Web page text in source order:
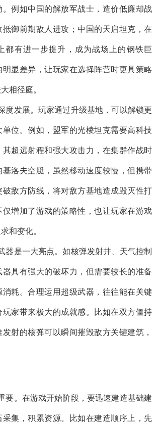
。例如中国的解放军战士，造价低廉却战
御前期敌人进攻；中国的天启坦克，在
都有进一步提升，成为战场上的钢铁巨
显差异，让玩家在选择阵营时更具策略
相径庭。
度发展。玩家通过升级基地，可以解锁更
单位。例如，盟军的光棱坦克需要高科技
其超远射程和强大攻击力，在集群作战时
基洛夫空艇，虽然移动速度较慢，但携带
破敌方防线，将对敌方基地造成毁灭性打
仅增加了游戏的策略性，也让玩家在游戏
和变化。
器是一大亮点。如核弹发射井、天气控制
具有强大的破坏力，但需要较长的准备
消耗。合理运用超级武器，往往能在关键
玩家带来极大的成就感。比如在双方僵持
射的核弹可以瞬间摧毁敌方关键建筑，
要。在游戏开始阶段，要迅速建造基础建
采集，积累资源。比如在建造顺序上，先